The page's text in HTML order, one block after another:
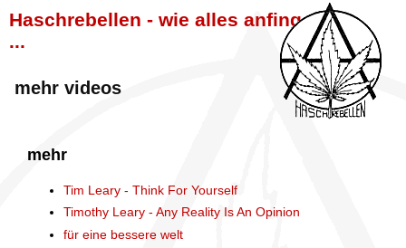
Haschrebellen - wie alles anfing
...
mehr videos
mehr
Tim Leary - Think For Yourself
Timothy Leary - Any Reality Is An Opinion
für eine bessere welt